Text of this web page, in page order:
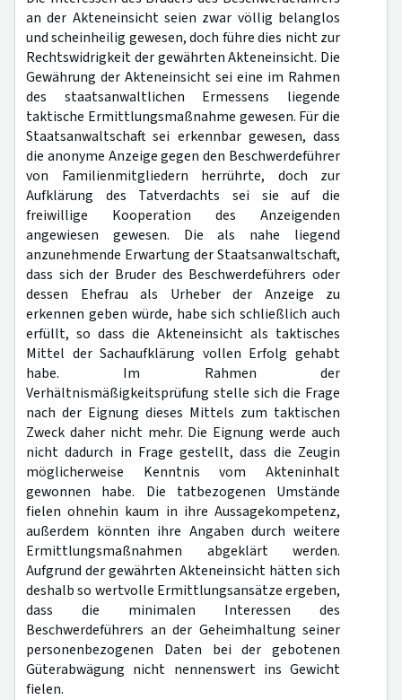
an der Akteneinsicht seien zwar völlig belanglos
und scheinheilig gewesen, doch führe dies nicht zur
Rechtswidrigkeit der gewährten Akteneinsicht. Die
Gewährung der Akteneinsicht sei eine im Rahmen
des staatsanwaltlichen Ermessens liegende
taktische Ermittlungsmaßnahme gewesen. Für die
Staatsanwaltschaft sei erkennbar gewesen, dass
die anonyme Anzeige gegen den Beschwerdeführer
von Familienmitgliedern herrührte, doch zur
Aufklärung des Tatverdachts sei sie auf die
freiwillige Kooperation des Anzeigenden
angewiesen gewesen. Die als nahe liegend
anzunehmende Erwartung der Staatsanwaltschaft,
dass sich der Bruder des Beschwerdeführers oder
dessen Ehefrau als Urheber der Anzeige zu
erkennen geben würde, habe sich schließlich auch
erfüllt, so dass die Akteneinsicht als taktisches
Mittel der Sachaufklärung vollen Erfolg gehabt
habe. Im Rahmen der
Verhältnismäßigkeitsprüfung stelle sich die Frage
nach der Eignung dieses Mittels zum taktischen
Zweck daher nicht mehr. Die Eignung werde auch
nicht dadurch in Frage gestellt, dass die Zeugin
möglicherweise Kenntnis vom Akteninhalt
gewonnen habe. Die tatbezogenen Umstände
fielen ohnehin kaum in ihre Aussagekompetenz,
außerdem könnten ihre Angaben durch weitere
Ermittlungsmaßnahmen abgeklärt werden.
Aufgrund der gewährten Akteneinsicht hätten sich
deshalb so wertvolle Ermittlungsansätze ergeben,
dass die minimalen Interessen des
Beschwerdeführers an der Geheimhaltung seiner
personenbezogenen Daten bei der gebotenen
Güterabwägung nicht nennenswert ins Gewicht
fielen.